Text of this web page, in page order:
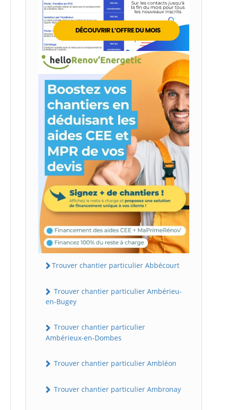
Trouver chantier particulier Abbécourt
Trouver chantier particulier Ambérieu-
en-Bugey
Trouver chantier particulier
Ambérieux-en-Dombes
Trouver chantier particulier Ambléon
Trouver chantier particulier Ambronay